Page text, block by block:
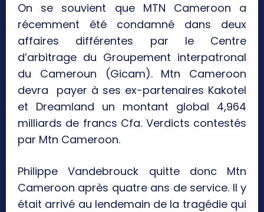
On se souvient que MTN Cameroon a
récemment été condamné dans deux
affaires différentes par le Centre
d’arbitrage du Groupement interpatronal
du Cameroun (Gicam). Mtn Cameroon
devra payer à ses ex-partenaires Kakotel
et Dreamland un montant global 4,964
milliards de francs Cfa. Verdicts contestés
par Mtn Cameroon.
Philippe Vandebrouck quitte donc Mtn
Cameroon après quatre ans de service. Il y
était arrivé au lendemain de la tragédie qui